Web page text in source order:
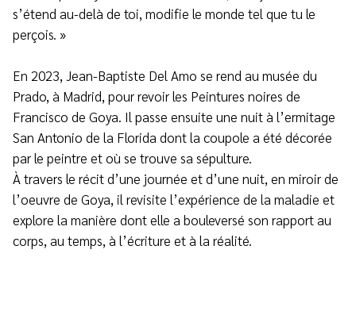
s’étend au-delà de toi, modifie le monde tel que tu le
perçois. »
En 2023, Jean-Baptiste Del Amo se rend au musée du
Prado, à Madrid, pour revoir les Peintures noires de
Francisco de Goya. Il passe ensuite une nuit à l’ermitage
San Antonio de la Florida dont la coupole a été décorée
par le peintre et où se trouve sa sépulture.
À travers le récit d’une journée et d’une nuit, en miroir de
l’oeuvre de Goya, il revisite l’expérience de la maladie et
explore la manière dont elle a bouleversé son rapport au
corps, au temps, à l’écriture et à la réalité.